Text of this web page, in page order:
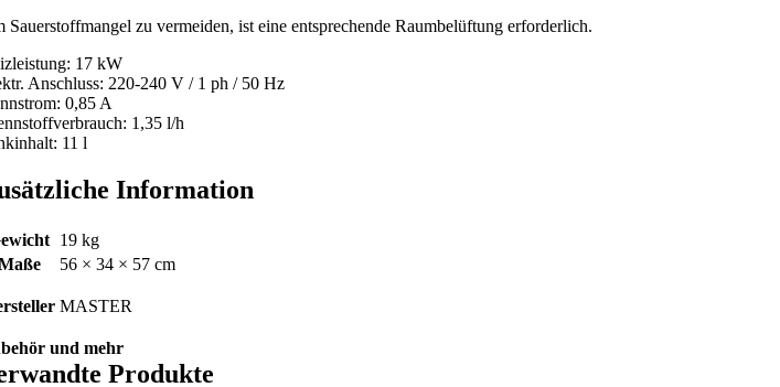
Sauerstoffmangel zu vermeiden, ist eine entsprechende Raumbelüftung erforderlich.
17 kW
Anschluss: 220-240 V / 1 ph / 50 Hz
0,85 A
1,35 l/h
11 l
Information
19 kg
56 × 34 × 57 cm
MASTER
und mehr
Produkte